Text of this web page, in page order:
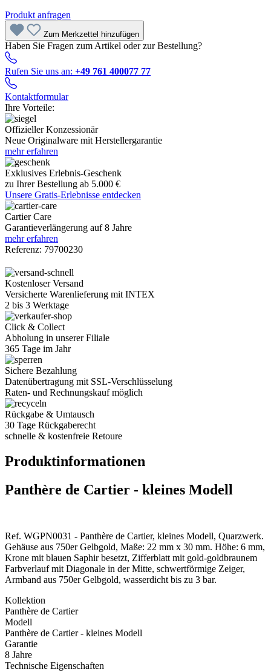
Produkt anfragen
Zum Merkzettel hinzufügen
Haben Sie Fragen zum Artikel oder zur Bestellung?
Rufen Sie uns an: +49 761 400077 77
Kontaktformular
Ihre Vorteile:
Offizieller Konzessionär
Neue Originalware mit Herstellergarantie
mehr erfahren
Exklusives Erlebnis-Geschenk
zu Ihrer Bestellung ab 5.000 €
Unsere Gratis-Erlebnisse entdecken
Cartier Care
Garantieverlängerung auf 8 Jahre
mehr erfahren
Referenz: 79700230
Kostenloser Versand
Versicherte Warenlieferung mit INTEX
2 bis 3 Werktage
Click & Collect
Abholung in unserer Filiale
365 Tage im Jahr
Sichere Bezahlung
Datenübertragung mit SSL-Verschlüsselung
Raten- und Rechnungskauf möglich
Rückgabe & Umtausch
30 Tage Rückgaberecht
schnelle & kostenfreie Retoure
Produktinformationen
Panthère de Cartier - kleines Modell
Ref. WGPN0031 - Panthère de Cartier, kleines Modell, Quarzwerk.
Gehäuse aus 750er Gelbgold, Maße: 22 mm x 30 mm. Höhe: 6 mm,
Krone mit blauen Saphir besetzt, Zifferblatt mit gold-goldbraunem
Farbverlauf mit Diagonale in der Mitte, schwertförmige Zeiger,
Armband aus 750er Gelbgold, wasserdicht bis zu 3 bar.
Kollektion
Panthère de Cartier
Modell
Panthère de Cartier - kleines Modell
Garantie
8 Jahre
Technische Eigenschaften